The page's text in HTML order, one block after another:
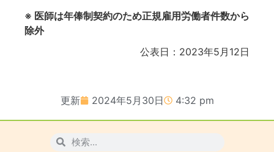
※ 医師は年俸制契約のため正規雇用労働者件数から
除外
公表日：2023年5月12日
更新 2024年5月30日 4:32 pm